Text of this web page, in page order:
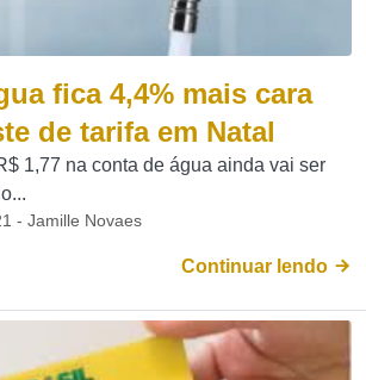
fica 4,4% mais cara
de tarifa em Natal
1,77 na conta de água ainda vai ser
- Jamille Novaes
Continuar lendo